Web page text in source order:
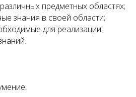
предметных областях;
знания в своей области;
для реализации